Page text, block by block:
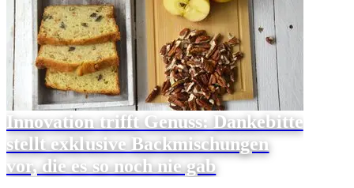
Innovation trifft Genuss: Dankebitte
stellt exklusive Backmischungen
vor, die es so noch nie gab